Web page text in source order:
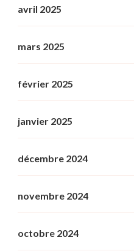
avril 2025
mars 2025
février 2025
janvier 2025
décembre 2024
novembre 2024
octobre 2024